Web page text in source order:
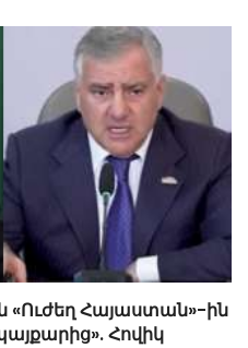
«Ուժեղ Հայաստան»-ին
Հովիկ